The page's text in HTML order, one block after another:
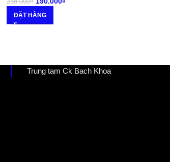
238.000₫
ĐẶT HÀNG
Trung tam Ck Bach Khoa